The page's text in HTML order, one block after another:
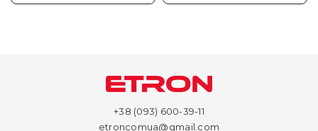
+38 (093) 600-39-11
etroncomua@gmail.com